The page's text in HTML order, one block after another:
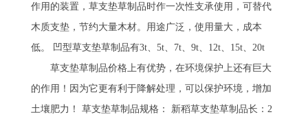
作用的装置，草支垫草制品时作一次性支承使用，可替代
木质支垫，节约大量木材。用途广泛，使用量大，成本
低。 凹型草支垫草制品有3t、5t、7t、9t、12t、15t、20t
草支垫草制品价格上有优势，在环境保护上还有巨大
的作用！因为它更有利于降解处理，可以保护环境，增加
土壤肥力！ 草支垫草制品规格： 新稻草支垫草制品长：2